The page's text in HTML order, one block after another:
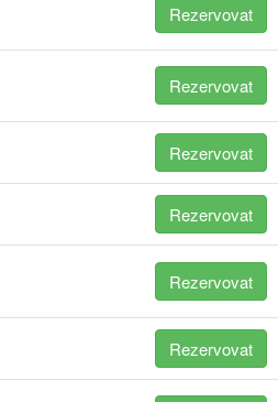
Rezervovat
Rezervovat
Rezervovat
Rezervovat
Rezervovat
Rezervovat